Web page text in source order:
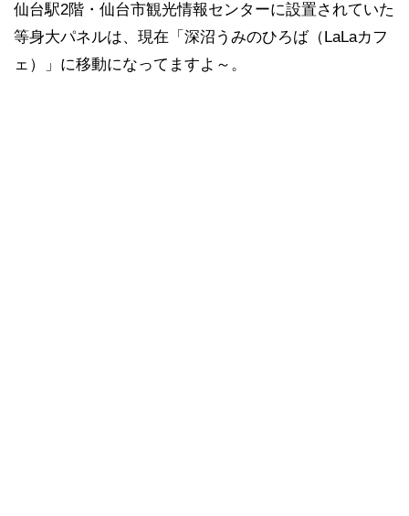
仙台駅2階・仙台市観光情報センターに設置されていた
等身大パネルは、現在「深沼うみのひろば（LaLaカフ
ェ）」に移動になってますよ～。